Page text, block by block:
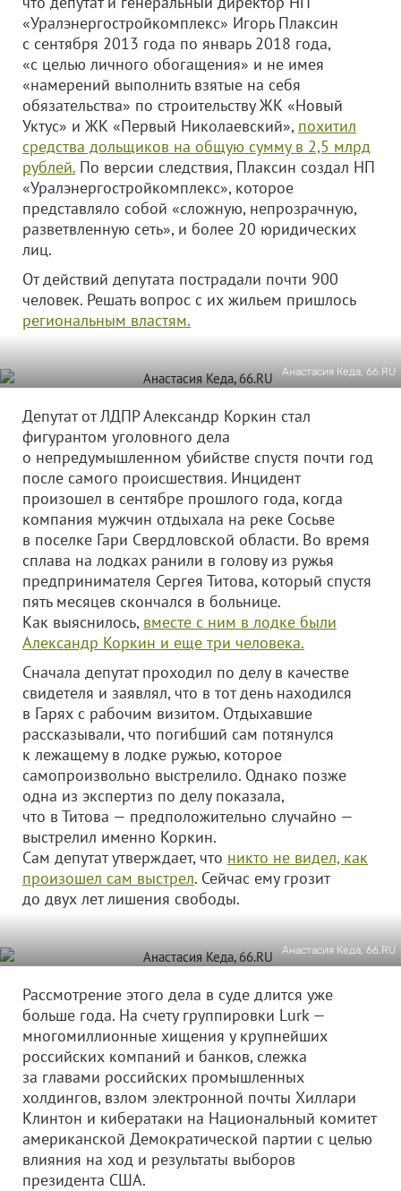
«Уралэнергостройкомплекс» Игорь Плаксин
с сентября 2013 года по январь 2018 года,
«с целью личного обогащения» и не имея
«намерений выполнить взятые на себя
обязательства» по строительству ЖК «Новый
Уктус» и ЖК «Первый Николаевский», похитил
средства дольщиков на общую сумму в 2,5 млрд
рублей. По версии следствия, Плаксин создал НП
«Уралэнергостройкомплекс», которое
представляло собой «сложную, непрозрачную,
разветвленную сеть», и более 20 юридических
лиц.
От действий депутата пострадали почти 900
человек. Решать вопрос с их жильем пришлось
региональным властям.
Анастасия Кеда, 66.RU
Депутат от ЛДПР Александр Коркин стал
фигурантом уголовного дела
о непредумышленном убийстве спустя почти год
после самого происшествия. Инцидент
произошел в сентябре прошлого года, когда
компания мужчин отдыхала на реке Сосьве
в поселке Гари Свердловской области. Во время
сплава на лодках ранили в голову из ружья
предпринимателя Сергея Титова, который спустя
пять месяцев скончался в больнице.
Как выяснилось, вместе с ним в лодке были
Александр Коркин и еще три человека.
Сначала депутат проходил по делу в качестве
свидетеля и заявлял, что в тот день находился
в Гарях с рабочим визитом. Отдыхавшие
рассказывали, что погибший сам потянулся
к лежащему в лодке ружью, которое
самопроизвольно выстрелило. Однако позже
одна из экспертиз по делу показала,
что в Титова — предположительно случайно —
выстрелил именно Коркин.
Сам депутат утверждает, что никто не видел, как
произошел сам выстрел. Сейчас ему грозит
до двух лет лишения свободы.
Анастасия Кеда, 66.RU
Рассмотрение этого дела в суде длится уже
больше года. На счету группировки Lurk —
многомиллионные хищения у крупнейших
российских компаний и банков, слежка
за главами российских промышленных
холдингов, взлом электронной почты Хиллари
Клинтон и кибератаки на Национальный комитет
американской Демократической партии с целью
влияния на ход и результаты выборов
президента США.